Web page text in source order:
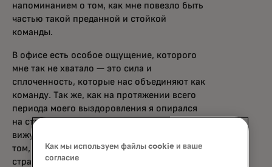
напоминанием о том, как мне повезло быть
частью такой преданной и стойкой
команды.
В офисе есть особое ощущение, которого
мне так не хватало — это сила и
сплоченность, которые нас объединяют как
команду. Так же, как на протяжении всего
периода моего выздоровления я опирался
на стойкость, терпение и настойчивость, я
вижу, что эти же качества отражаются в
том, как мы ежедневно реализуем нашу
стратегию.
Как мы используем файлы cookie и ваше
согласие